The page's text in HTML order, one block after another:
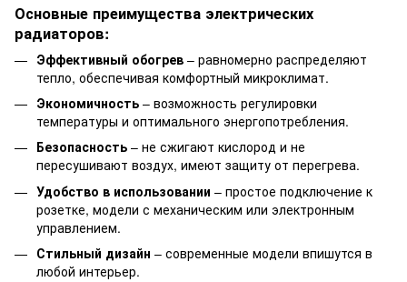
Основные преимущества электрических
радиаторов:
Эффективный обогрев – равномерно распределяют
тепло, обеспечивая комфортный микроклимат.
Экономичность – возможность регулировки
температуры и оптимального энергопотребления.
Безопасность – не сжигают кислород и не
пересушивают воздух, имеют защиту от перегрева.
Удобство в использовании – простое подключение к
розетке, модели с механическим или электронным
управлением.
Стильный дизайн – современные модели впишутся в
любой интерьер.